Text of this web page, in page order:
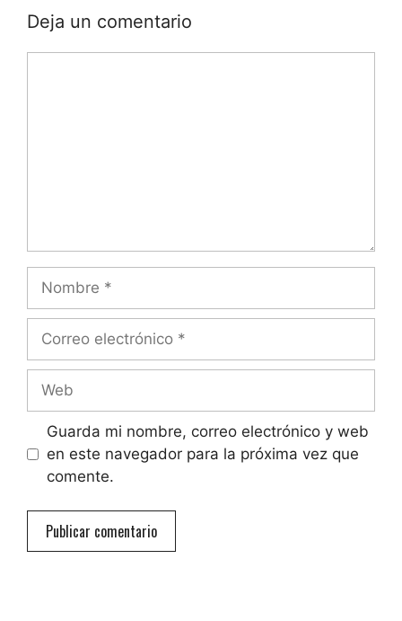
Deja un comentario
electrónico
Guarda mi nombre, correo electrónico y web
en este navegador para la próxima vez que
comente.